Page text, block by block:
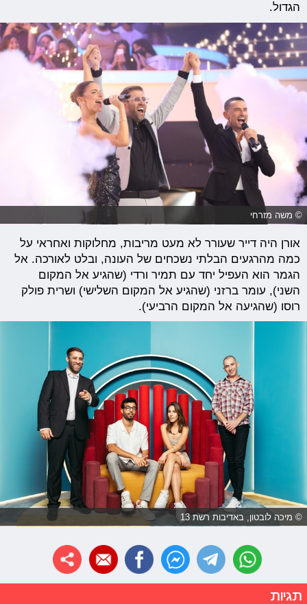
הגדול.
© משה מזרחי
אורן היה דייר שעורר לא מעט מריבות, מחלוקות ואחראי על
כמה מהרגעים הבלתי נשכחים של העונה, ובלט לאורכה. אל
הגמר הוא העפיל יחד עם תמיר ורדי (שהגיע אל המקום
השני), עומר ברזני (שהגיע אל המקום השלישי) ושרית פולק
רוסו (שהגיעה אל המקום הרביעי).
© מיכה לובטון, באדיבות רשת 13
תגיות